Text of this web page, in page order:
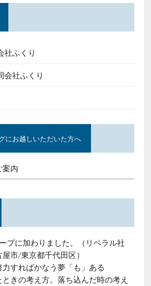
社ふくり
会社ふくり
にお越しいただいた方へ
案内
プに加わりました。（リベラル社
市/東京都千代田区）
ればかなう夢「も」ある
きの考え方。落ち込んだ時の考え